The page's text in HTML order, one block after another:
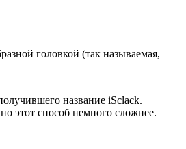
головкой (так называемая,
название iSclack.
этот способ немного сложнее.